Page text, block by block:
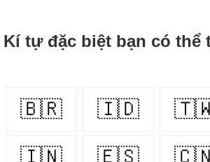
Kí tự đặc biệt bạn có thể
🇧🇷 🇮🇩
🇮🇳 🇪🇸